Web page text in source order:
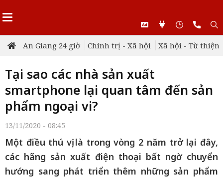
An Giang 24 giờ Chính trị - Xã hội Xã hội - Từ thiện
Tại sao các nhà sản xuất
smartphone lại quan tâm đến sản
phẩm ngoại vi?
13/11/2020 - 08:45
Một điều thú vị là trong vòng 2 năm trở lại đây,
các hãng sản xuất điện thoại bất ngờ chuyển
hướng sang phát triển thêm những sản phẩm